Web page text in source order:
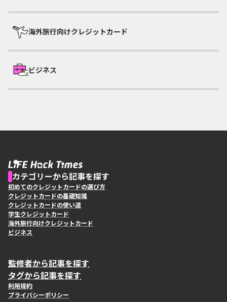
海外旅行向けクレジットカード
ビジネス
カテゴリーから記事を探す
初めてのクレジットカードの選び方
クレジットカードの基礎知識
クレジットカードの使い道
学生クレジットカード
海外旅行向けクレジットカード
ビジネス
監修者から記事を探す
タグから記事を探す
利用規約
プライバシーポリシー